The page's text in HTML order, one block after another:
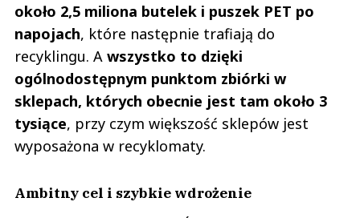
około 2,5 miliona butelek i puszek PET po
napojach, które następnie trafiają do
recyklingu. A wszystko to dzięki
ogólnodostępnym punktom zbiórki w
sklepach, których obecnie jest tam około 3
tysiące, przy czym większość sklepów jest
wyposażona w recyklomaty.
Ambitny cel i szybkie wdrożenie